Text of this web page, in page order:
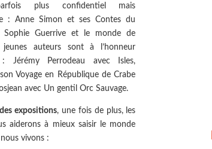
plus confidentiel mais
: Anne Simon et ses Contes du
Sophie Guerrive et le monde de
auteurs sont à l’honneur
: Jérémy Perrodeau avec Isles,
Voyage en République de Crabe
avec Un gentil Orc Sauvage.
expositions, une fois de plus, les
aiderons à mieux saisir le monde
vivons :